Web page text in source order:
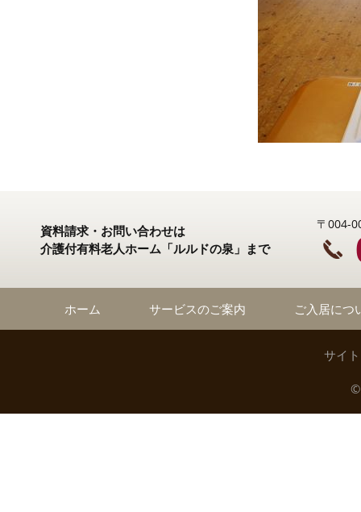
資料請求・お問い合わせは
介護付有料老人ホーム「ルルドの泉」まで
〒004-
ホーム サービスのご案内 ご入居につ
サイ
©